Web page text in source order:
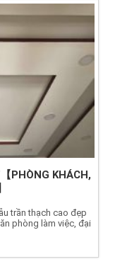
PHÒNG KHÁCH,
trần thạch cao đẹp
phòng làm việc, đại